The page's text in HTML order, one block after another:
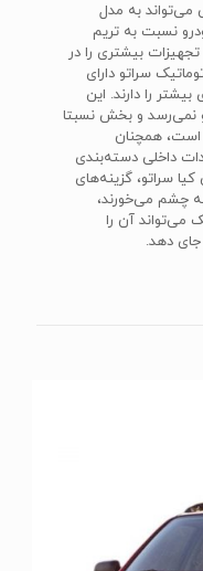
می‌تواند به مدل
نسبت به تریم
امکانات و تجهیزات بیشتری را در
سراتو دارای
را دارند. این
نمی‌رسد و بخش نسبتا
است، همچنان
داخلی دسته‌بندی
سراتو، گزینه‌های
به چشم می‌خورند،
می‌تواند آن را
دهد.